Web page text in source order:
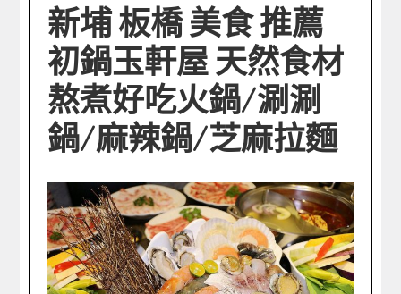
新埔 板橋 美食 推薦
初鍋玉軒屋 天然食材
熬煮好吃火鍋/涮涮
鍋/麻辣鍋/芝麻拉麵